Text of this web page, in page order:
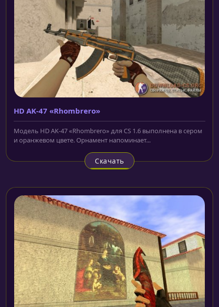
HD AK-47 «Rhombrero»
Модель HD AK-47 «Rhombrero» для CS 1.6 выполнена в сером
и оранжевом цвете. Орнамент напоминает...
Скачать